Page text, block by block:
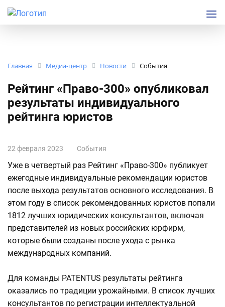
Главная Медиа-центр Новости События
Рейтинг «Право-300» опубликовал
результаты индивидуального
рейтинга юристов
22 февраля 2023 События
Уже в четвертый раз Рейтинг «Право-300» публикует
ежегодные индивидуальные рекомендации юристов
после выхода результатов основного исследования. В
этом году в список рекомендованных юристов попали
1812 лучших юридических консультантов, включая
представителей из новых российских юрфирм,
которые были созданы после ухода с рынка
международных компаний.
Для команды PATENTUS результаты рейтинга
оказались по традиции урожайными. В список лучших
консультантов по регистрации интеллектуальной